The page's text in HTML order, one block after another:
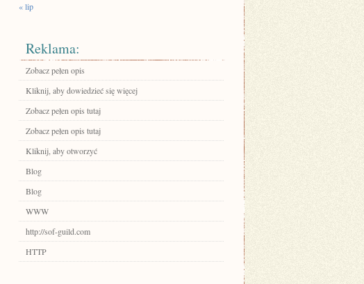
« lip
Reklama:
Zobacz pełen opis
Kliknij, aby dowiedzieć się więcej
Zobacz pełen opis tutaj
Zobacz pełen opis tutaj
Kliknij, aby otworzyć
Blog
Blog
WWW
http://sof-guild.com
HTTP